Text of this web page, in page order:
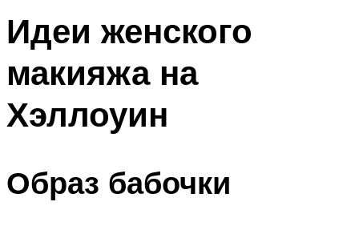
Праздничный стол
Меню
Идеи женского
макияжа на
Хэллоуин
Образ бабочки